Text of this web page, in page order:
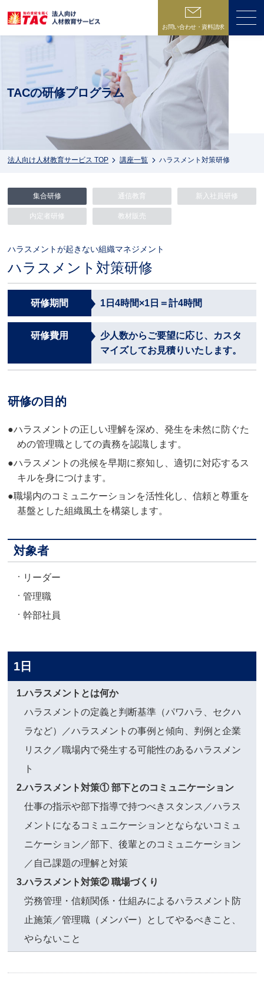
お問い合わせ・資料請求
TACの研修プログラム
法人向け人材教育サービス TOP 講座一覧 ハラスメント対策研修
集合研修 通信教育 新入社員研修
内定者研修 教材販売
ハラスメントが起きない組織マネジメント
ハラスメント対策研修
研修期間 1日4時間×1日＝計4時間
研修費用
少人数からご要望に応じ、カスタ
マイズしてお見積りいたします。
研修の⽬的
●ハラスメントの正しい理解を深め、発生を未然に防ぐた
めの管理職としての責務を認識します。
●ハラスメントの兆候を早期に察知し、適切に対応するス
キルを身につけます。
●職場内のコミュニケーションを活性化し、信頼と尊重を
基盤とした組織風土を構築します。
対象者
リーダー
管理職
幹部社員
1日
1.ハラスメントとは何か
ハラスメントの定義と判断基準（パワハラ、セクハ
ラなど）／ハラスメントの事例と傾向、判例と企業
リスク／職場内で発生する可能性のあるハラスメン
ト
2.ハラスメント対策① 部下とのコミュニケーション
仕事の指示や部下指導で持つべきスタンス／ハラス
メントになるコミュニケーションとならないコミュ
ニケーション／部下、後輩とのコミュニケーション
／自己課題の理解と対策
3.ハラスメント対策② 職場づくり
労務管理・信頼関係・仕組みによるハラスメント防
止施策／管理職（メンバー）としてやるべきこと、
やらないこと